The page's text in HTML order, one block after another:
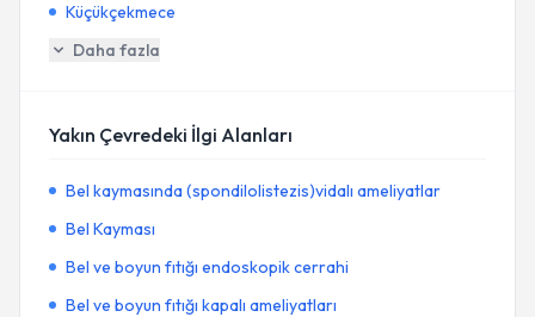
Küçükçekmece
Daha fazla
Yakın Çevredeki İlgi Alanları
Bel kaymasında (spondilolistezis)vidalı ameliyatlar
Bel Kayması
Bel ve boyun fıtığı endoskopik cerrahi
Bel ve boyun fıtığı kapalı ameliyatları